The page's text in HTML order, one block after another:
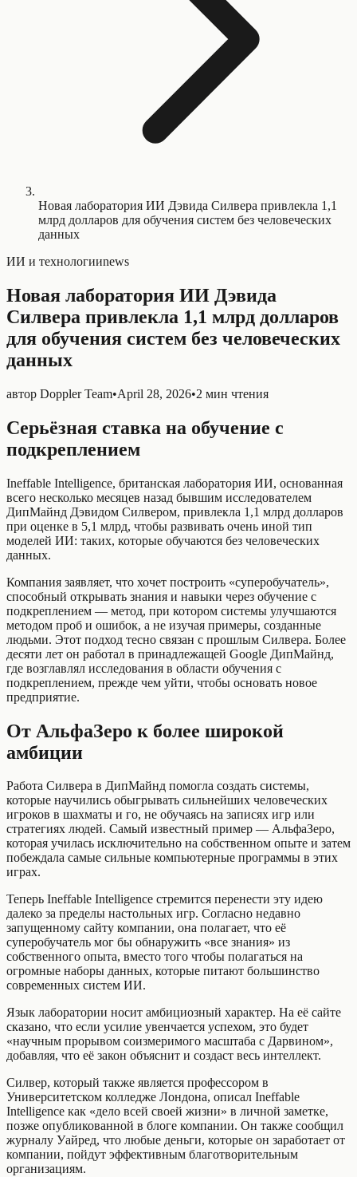
Новая лаборатория ИИ Дэвида Силвера привлекла 1,1
млрд долларов для обучения систем без человеческих
данных
ИИ и технологииnews
Новая лаборатория ИИ Дэвида
Силвера привлекла 1,1 млрд долларов
для обучения систем без человеческих
данных
автор Doppler Team•April 28, 2026•2 мин чтения
Серьёзная ставка на обучение с
подкреплением
Ineffable Intelligence, британская лаборатория ИИ, основанная
всего несколько месяцев назад бывшим исследователем
ДипМайнд Дэвидом Силвером, привлекла 1,1 млрд долларов
при оценке в 5,1 млрд, чтобы развивать очень иной тип
моделей ИИ: таких, которые обучаются без человеческих
данных.
Компания заявляет, что хочет построить «суперобучатель»,
способный открывать знания и навыки через обучение с
подкреплением — метод, при котором системы улучшаются
методом проб и ошибок, а не изучая примеры, созданные
людьми. Этот подход тесно связан с прошлым Силвера. Более
десяти лет он работал в принадлежащей Google ДипМайнд,
где возглавлял исследования в области обучения с
подкреплением, прежде чем уйти, чтобы основать новое
предприятие.
От АльфаЗеро к более широкой
амбиции
Работа Силвера в ДипМайнд помогла создать системы,
которые научились обыгрывать сильнейших человеческих
игроков в шахматы и го, не обучаясь на записях игр или
стратегиях людей. Самый известный пример — АльфаЗеро,
которая училась исключительно на собственном опыте и затем
побеждала самые сильные компьютерные программы в этих
играх.
Теперь Ineffable Intelligence стремится перенести эту идею
далеко за пределы настольных игр. Согласно недавно
запущенному сайту компании, она полагает, что её
суперобучатель мог бы обнаружить «все знания» из
собственного опыта, вместо того чтобы полагаться на
огромные наборы данных, которые питают большинство
современных систем ИИ.
Язык лаборатории носит амбициозный характер. На её сайте
сказано, что если усилие увенчается успехом, это будет
«научным прорывом соизмеримого масштаба с Дарвином»,
добавляя, что её закон объяснит и создаст весь интеллект.
Силвер, который также является профессором в
Университетском колледже Лондона, описал Ineffable
Intelligence как «дело всей своей жизни» в личной заметке,
позже опубликованной в блоге компании. Он также сообщил
журналу Уайред, что любые деньги, которые он заработает от
компании, пойдут эффективным благотворительным
организациям.